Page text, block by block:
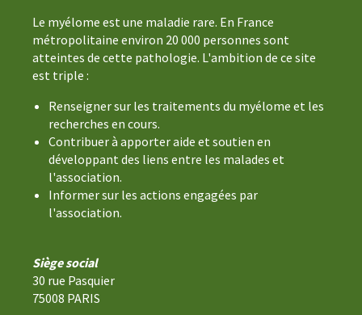
Le myélome est une maladie rare. En France
métropolitaine environ 20 000 personnes sont
atteintes de cette pathologie. L'ambition de ce site
est triple :
Renseigner sur les traitements du myélome et les
recherches en cours.
Contribuer à apporter aide et soutien en
développant des liens entre les malades et
l'association.
Informer sur les actions engagées par
l'association.
Siège social
30 rue Pasquier
75008 PARIS